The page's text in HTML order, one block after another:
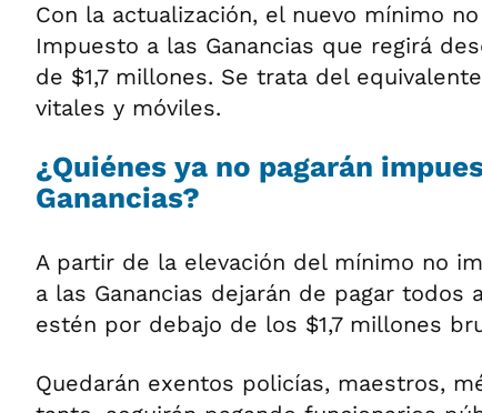
Con la actualización, el nuevo mínimo
Impuesto a las Ganancias que regirá
de $1,7 millones. Se trata del
vitales y móviles.
¿Quiénes ya no pagarán
Ganancias?
A partir de la elevación del mínimo no
a las Ganancias dejarán de pagar todos
estén por debajo de los $1,7 millones
Quedarán exentos policías, maestros,